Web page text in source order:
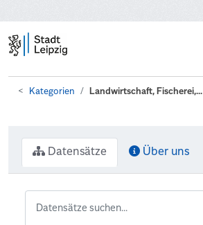
Kategorien Landwirtschaft, Fischerei,...
Datensätze Über uns